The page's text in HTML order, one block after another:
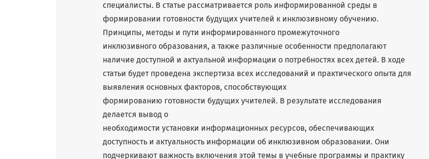
специалисты. В статье рассматривается роль информированной среды в
формировании готовности будущих учителей к инклюзивному обучению.
Принципы, методы и пути информированного промежуточного
инклюзивного образования, а также различные особенности предполагают
наличие доступной и актуальной информации о потребностях всех детей. В ходе
статьи будет проведена экспертиза всех исследований и практического опыта для
выявления основных факторов, способствующих
формированию готовности будущих учителей. В результате исследования
делается вывод о
необходимости установки информационных ресурсов, обеспечивающих
доступность и актуальность информации об инклюзивном образовании. Они
подчеркивают важность включения этой темы в учебные программы и практику